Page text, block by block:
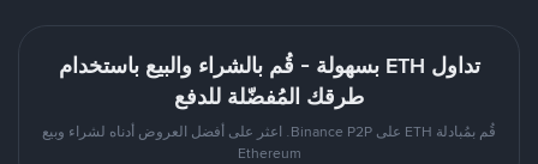
تداول ETH بسهولة - قُم بالشراء والبيع باستخدام
طرقك المُفضّلة للدفع
قُم بمُبادلة ETH على Binance P2P. اعثر على أفضل العروض أدناه لشراء وبيع
Ethereum